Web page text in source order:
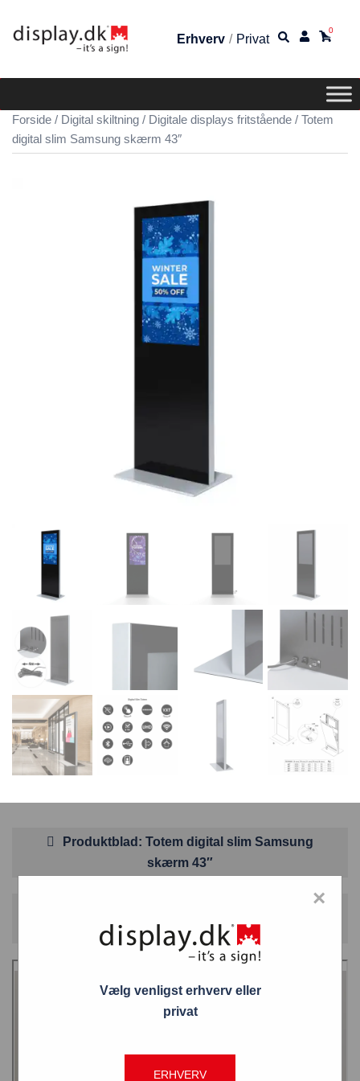
Erhverv / Privat
0
Forside / Digital skiltning / Digitale displays fritstående / Totem
digital slim Samsung skærm 43″
Produktblad: Totem digital slim Samsung
skærm 43″
Produktspecifikationer Crystal UHD Signage
QMC
Vælg venligst erhverv eller
privat
ERHVERV
×